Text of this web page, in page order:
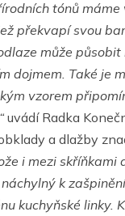
tónů máme
překvapí svou
může
dojmem. Také je
vzorem
uvádí Radka
a dlažby
i mezi
k
kuchyňské linky.